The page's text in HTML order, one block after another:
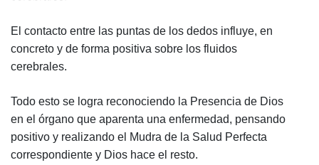
El contacto entre las puntas de los dedos influye, en
concreto y de forma positiva sobre los fluidos
cerebrales.
Todo esto se logra reconociendo la Presencia de Dios
en el órgano que aparenta una enfermedad, pensando
positivo y realizando el Mudra de la Salud Perfecta
correspondiente y Dios hace el resto.